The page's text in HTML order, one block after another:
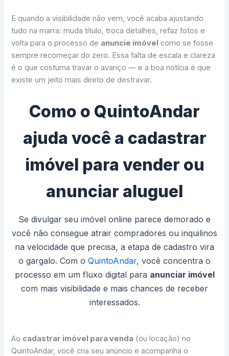
E quando a visibilidade não vem, você acaba ajustando
tudo na marra: muda título, troca detalhes, refaz fotos e
volta para o processo de anuncie imóvel como se fosse
sempre recomeçar do zero. Essa falta de escala e clareza
é o que costuma travar o avanço — e a boa notícia é que
existe um jeito mais direto de destravar.
Como o QuintoAndar
ajuda você a cadastrar
imóvel para vender ou
anunciar aluguel
Se divulgar seu imóvel online parece demorado e
você não consegue atrair compradores ou inquilinos
na velocidade que precisa, a etapa de cadastro vira
o gargalo. Com o QuintoAndar, você concentra o
processo em um fluxo digital para anunciar imóvel
com mais visibilidade e mais chances de receber
interessados.
Ao cadastrar imóvel para venda (ou locação) no
QuintoAndar, você cria seu anúncio e acompanha o